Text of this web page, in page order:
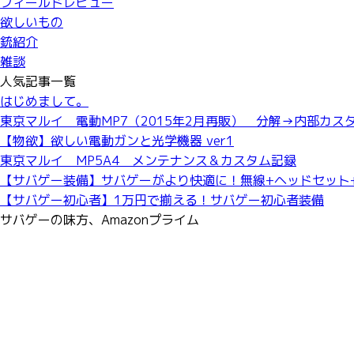
欲しいもの
銃紹介
雑談
人気記事一覧
はじめまして。
東京マルイ 電動MP7（2015年2月再販） 分解→内部カス
【物欲】欲しい電動ガンと光学機器 ver1
東京マルイ MP5A4 メンテナンス＆カスタム記録
【サバゲー装備】サバゲーがより快適に！無線+ヘッドセッ
【サバゲー初心者】1万円で揃える！サバゲー初心者装備
サバゲーの味方、Amazonプライム